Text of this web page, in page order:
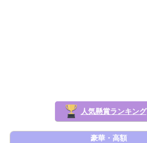
人気懸賞ランキング
豪華・高額